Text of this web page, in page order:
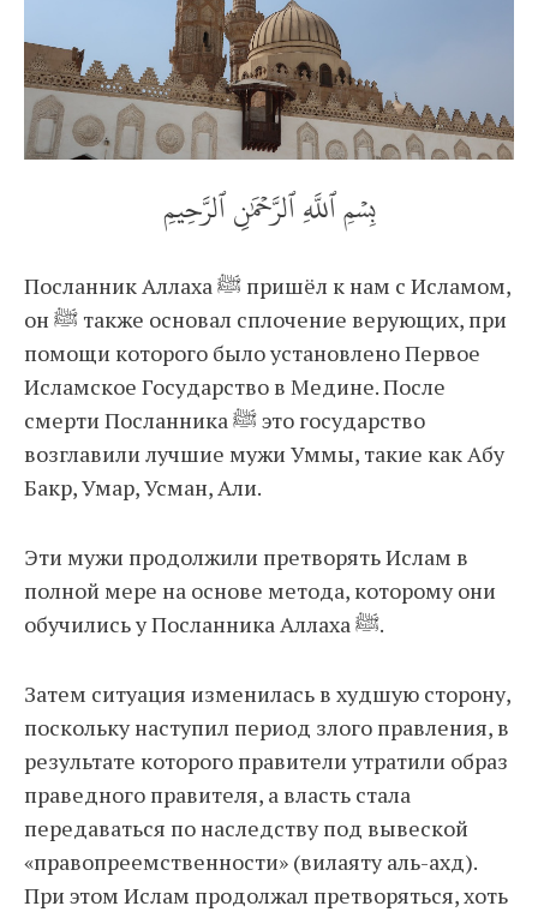
بِسۡمِ ٱللَّهِ ٱلرَّحۡمَٰنِ ٱلرَّحِيمِ
Посланник Аллаха ﷺ пришёл к нам с Исламом,
он ﷺ также основал сплочение верующих, при
помощи которого было установлено Первое
Исламское Государство в Медине. После
смерти Посланника ﷺ это государство
возглавили лучшие мужи Уммы, такие как Абу
Бакр, Умар, Усман, Али.
Эти мужи продолжили претворять Ислам в
полной мере на основе метода, которому они
обучились у Посланника Аллаха ﷺ.
Затем ситуация изменилась в худшую сторону,
поскольку наступил период злого правления, в
результате которого правители утратили образ
праведного правителя, а власть стала
передаваться по наследству под вывеской
«правопреемственности» (вилаяту аль-ахд).
При этом Ислам продолжал претворяться, хоть